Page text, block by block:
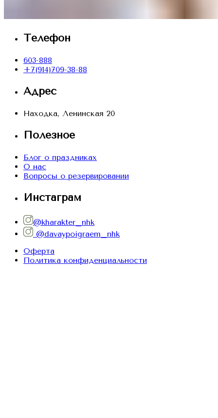
Телефон
603-888
+7(914)709-38-88
Адрес
Находка, Ленинская 20
Полезное
Блог о праздниках
О нас
Вопросы о резервировании
Инстаграм
@kharakter_nhk
@davaypoigraem_nhk
Оферта
Политика конфиденциальности